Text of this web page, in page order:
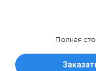
Полная